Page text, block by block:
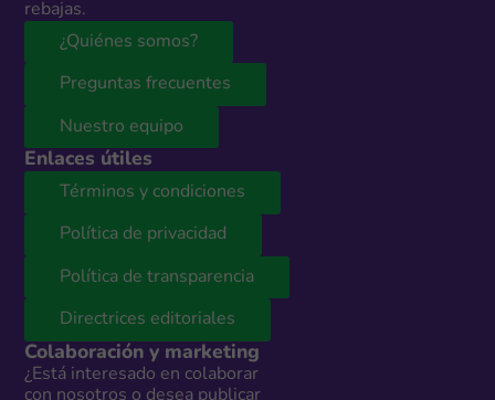
rebajas.
¿Quiénes somos?
Preguntas frecuentes
Nuestro equipo
Enlaces útiles
Términos y condiciones
Política de privacidad
Política de transparencia
Directrices editoriales
Colaboración y marketing
¿Está interesado en colaborar
con nosotros o desea publicar